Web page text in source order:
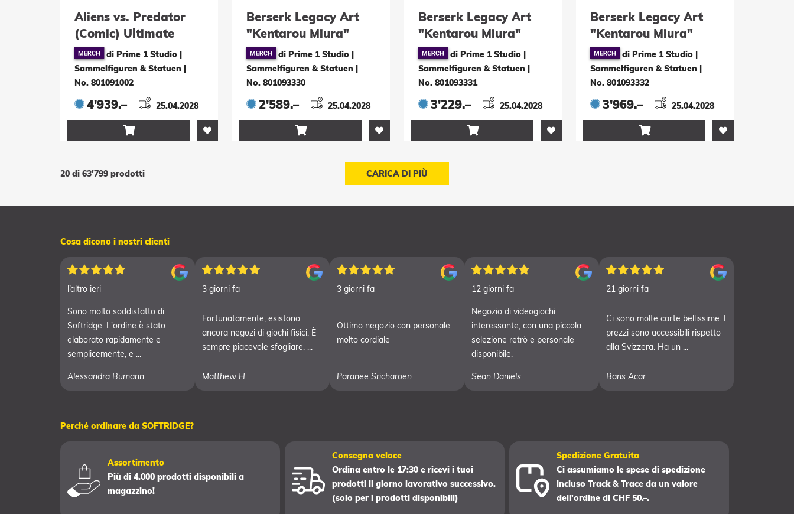
Aliens vs. Predator
(Comic) Ultimate
Premium Masterline
Statue 1/4 Machiko &
Broken Tusk Predator
DX Bonus Version 84
di Prime 1 Studio |
Sammelfiguren & Statuen |
No. 801091002
4'939.– 25.04.2028

Berserk Legacy Art
"Kentarou Miura"
Statue 1/4 Zodd 88
cm
di Prime 1 Studio |
Sammelfiguren & Statuen |
No. 801093330
2'589.– 25.04.2028

Berserk Legacy Art
"Kentarou Miura"
Statue 1/4 Zodd
Deluxe Version 88 cm
di Prime 1 Studio |
Sammelfiguren & Statuen |
No. 801093331
3'229.– 25.04.2028

Berserk Legacy Art
"Kentarou Miura"
Statue 1/4 Zodd DX
Bonus Version 88 cm
di Prime 1 Studio |
Sammelfiguren & Statuen |
No. 801093332
3'969.– 25.04.2028

20 di 63'799 prodotti CARICA DI PIÙ
Cosa dicono i nostri clienti
l’altro ieri
Sono molto soddisfatto di
Softridge. L'ordine è stato
elaborato rapidamente e
semplicemente, e ...
Alessandra Bumann
3 giorni fa
Fortunatamente, esistono
ancora negozi di giochi fisici. È
sempre piacevole sfogliare, ...
Matthew H.
3 giorni fa
Ottimo negozio con personale
molto cordiale
Paranee Sricharoen
12 giorni fa
Negozio di videogiochi
interessante, con una piccola
selezione retrò e personale
disponibile.
Sean Daniels
21 giorni fa
Ci sono molte carte bellissime. I
prezzi sono accessibili rispetto
alla Svizzera. Ha un ...
Baris Acar
Perché ordinare da SOFTRIDGE?
Assortimento
Più di 4.000 prodotti disponibili a
magazzino!
Consegna veloce
Ordina entro le 17:30 e ricevi i tuoi
prodotti il giorno lavorativo successivo.
(solo per i prodotti disponibili)
Spedizione Gratuita
Ci assumiamo le spese di spedizione
incluso Track & Trace da un valore
dell'ordine di CHF 50.–.